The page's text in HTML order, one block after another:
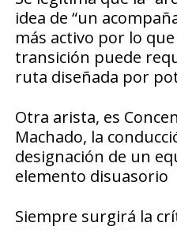
idea de “un
más activo por lo
transición puede
ruta diseñada por
Otra arista, es
Machado, la
designación de un
elemento disuasorio
Siempre surgirá la